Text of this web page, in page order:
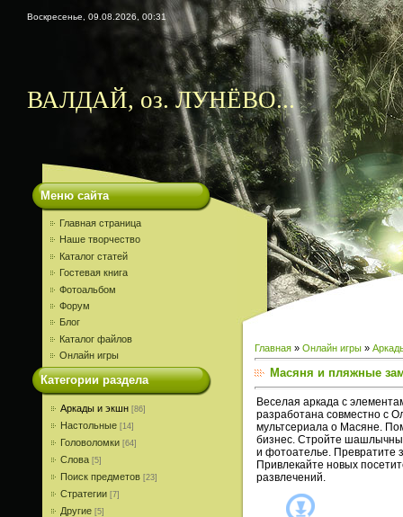
Воскресенье, 09.08.2026, 00:31
ВАЛДАЙ, оз. ЛУНЁВО...
Меню сайта
Главная страница
Наше творчество
Каталог статей
Гостевая книга
Фотоальбом
Форум
Блог
Каталог файлов
Онлайн игры
Категории раздела
Аркады и экшн [86]
Настольные [14]
Головоломки [64]
Слова [5]
Поиск предметов [23]
Стратегии [7]
Другие [5]
Главная » Онлайн игры »
Масяня и пляжные
Веселая аркада с
разработана совместно с
мультсериала о Масяне.
бизнес. Стройте
и фотоателье. Превратите
Привлекайте новых
развлечений.